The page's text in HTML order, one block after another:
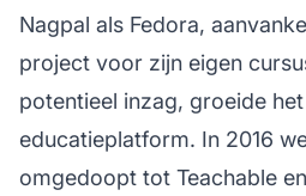
Nagpal als Fedora,
project voor zijn eigen
potentieel inzag, groeide
educatieplatform. In 2016
omgedoopt tot Teachable